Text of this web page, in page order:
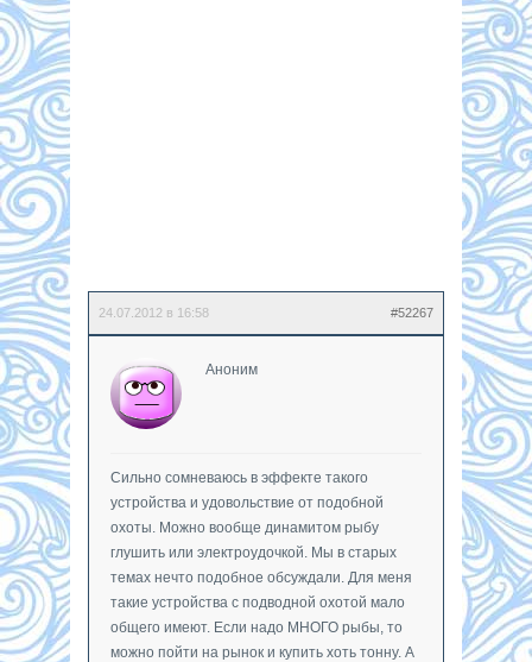
24.07.2012 в 16:58 #52267
Аноним
Сильно сомневаюсь в эффекте такого
устройства и удовольствие от подобной
охоты. Можно вообще динамитом рыбу
глушить или электроудочкой. Мы в старых
темах нечто подобное обсуждали. Для меня
такие устройства с подводной охотой мало
общего имеют. Если надо МНОГО рыбы, то
можно пойти на рынок и купить хоть тонну. А